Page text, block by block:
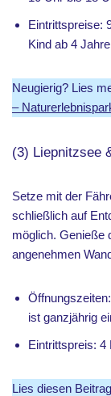
Eintrittspreise:
Kind ab 4 Jahre
Neugierig? Lies
–
(3) Liepnitzsee
Setze mit der
schließlich auf
möglich. Genieße
angenehmen
ist ganzjährig
Eintrittspreis: 4
Lies diesen